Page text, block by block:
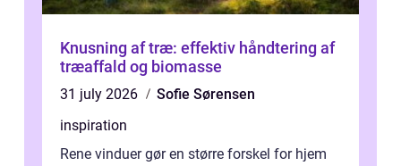
Knusning af træ: effektiv håndtering af
træaffald og biomasse
31 july 2026
Sofie Sørensen
inspiration
Rene vinduer gør en større forskel for hjem